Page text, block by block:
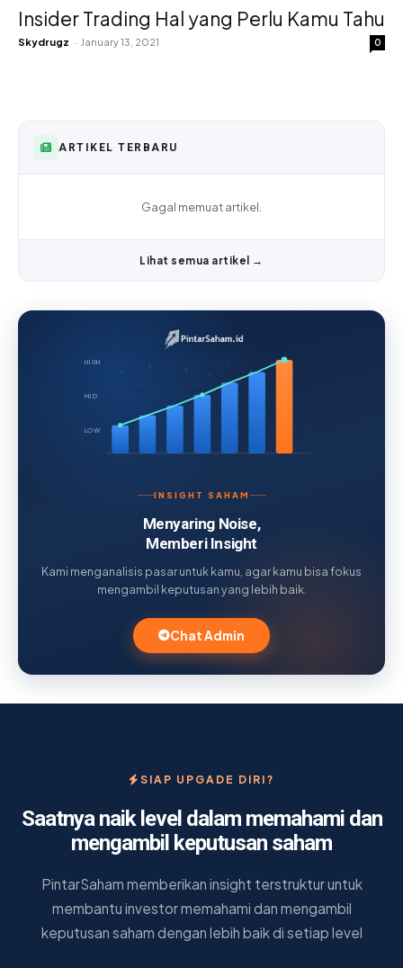
Insider Trading Hal yang Perlu Kamu Tahu
Skydrugz - January 13, 2021 0
ARTIKEL TERBARU
Gagal memuat artikel.
Lihat semua artikel →
HIGH
MID
LOW
INSIGHT SAHAM
Menyaring Noise,
Memberi Insight
Kami menganalisis pasar untuk kamu, agar kamu bisa fokus
mengambil keputusan yang lebih baik.
Chat Admin
SIAP UPGADE DIRI?
Saatnya naik level dalam memahami dan
mengambil keputusan saham
PintarSaham memberikan insight terstruktur untuk
membantu investor memahami dan mengambil
keputusan saham dengan lebih baik di setiap level